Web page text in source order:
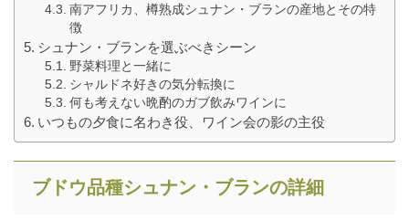
南アフリカ、樽熟成シュナン・ブランの産地とその特
徴
シュナン・ブランを選ぶべきシーン
野菜料理と一緒に
シャルドネ好きの気分転換に
何も考えない晩酌のガブ飲みワインに
いつもの夕食に名わき役、ワイン会の影の主役
ブドウ品種シュナン・ブランの詳細